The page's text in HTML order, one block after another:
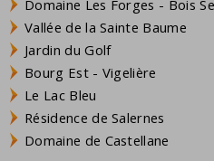
Domaine Les Forges - Bois
Vallée de la Sainte Baume
Jardin du Golf
Bourg Est - Vigelière
Le Lac Bleu
Résidence de Salernes
Domaine de Castellane